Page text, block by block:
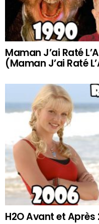
Maman J’ai Raté
(Maman J’ai Raté
H2O Avant et Après